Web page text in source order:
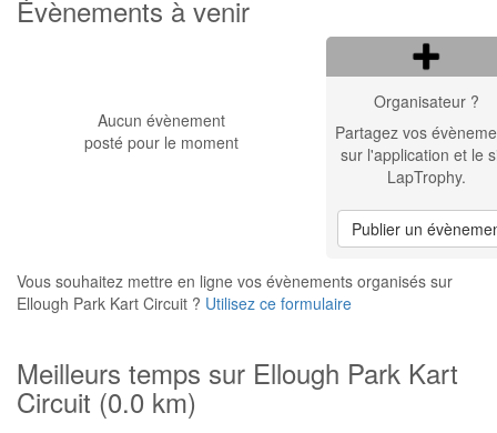
Évènements à venir
Aucun évènement
posté pour le moment
Organisateur ?
Partagez vos
sur l'application et le
LapTrophy.
Publier un
Vous souhaitez mettre en ligne vos évènements organisés sur
Ellough Park Kart Circuit ? Utilisez ce formulaire
Meilleurs temps sur Ellough Park Kart
Circuit (0.0 km)